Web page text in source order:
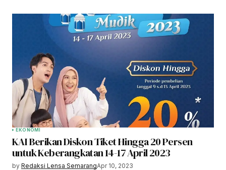
EKONOMI
KAI Berikan Diskon Tiket Hingga 20 Persen
untuk Keberangkatan 14-17 April 2023
by Redaksi Lensa SemarangApr 10, 2023